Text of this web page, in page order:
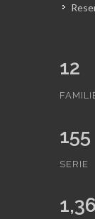
12
155
SERIE